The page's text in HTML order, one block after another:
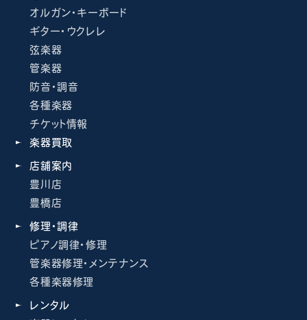
オルガン・キーボード
ギター・ウクレレ
弦楽器
管楽器
防音・調音
各種楽器
チケット情報
楽器買取
店舗案内
豊川店
豊橋店
修理・調律
ピアノ調律・修理
管楽器修理・メンテナンス
各種楽器修理
レンタル